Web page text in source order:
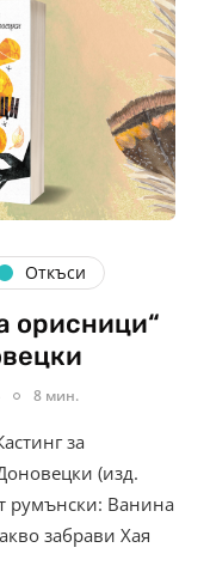
Откъси
орисници“
8 мин.
за
(изд.
румънски: Ванина
забрави Хая